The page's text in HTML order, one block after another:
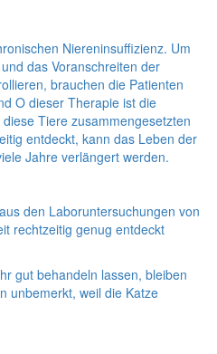
Niereninsuffizienz. Um
das Voranschreiten der
brauchen die Patienten
O dieser Therapie ist die
Tiere zusammengesetzten
entdeckt, kann das Leben der
Jahre verlängert werden.
den Laboruntersuchungen von
rechtzeitig genug entdeckt
gut behandeln lassen, bleiben
unbemerkt, weil die Katze